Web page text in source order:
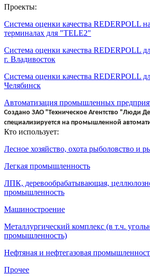
Проекты:
Система оценки качества REDERPOLL
терминалах для "TELE2"
Система оценки качества REDERPOLL
г. Владивосток
Система оценки качества REDERPOLL
Челябинск
Автоматизация промышленных
Создано ЗАО "Техническое Агентство "Люди
специализируется на промышленной
Кто использует:
Лесное хозяйство, охота рыболовство и
Легкая промышленность
ЛПК, деревообрабатывающая,
промышленность
Машиностроение
Металлургический комплекс (в т.ч.
промышленность)
Нефтяная и нефтегазовая
Прочее